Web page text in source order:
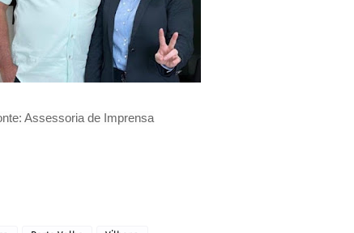
Assessoria de Imprensa